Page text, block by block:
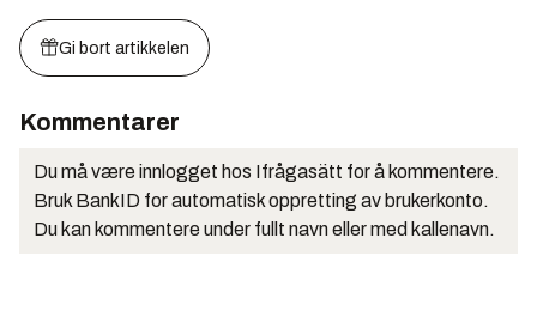
Gi bort artikkelen
Kommentarer
Du må være innlogget hos Ifrågasätt for å kommentere.
Bruk BankID for automatisk oppretting av brukerkonto.
Du kan kommentere under fullt navn eller med kallenavn.